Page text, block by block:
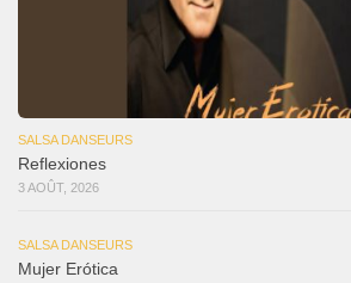
SALSA DANSEURS
Reflexiones
3 AOÛT, 2026
SALSA DANSEURS
Mujer Erótica